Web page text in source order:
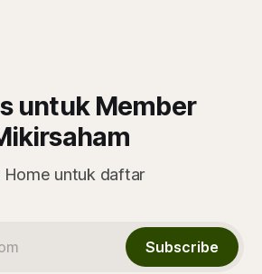
untuk Member
Home untuk daftar
Subscribe